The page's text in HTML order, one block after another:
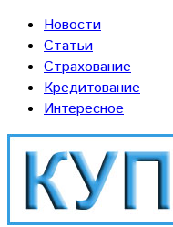
Новости
Статьи
Страхование
Кредитование
Интересное